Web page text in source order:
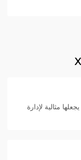
مثالية لإدارة